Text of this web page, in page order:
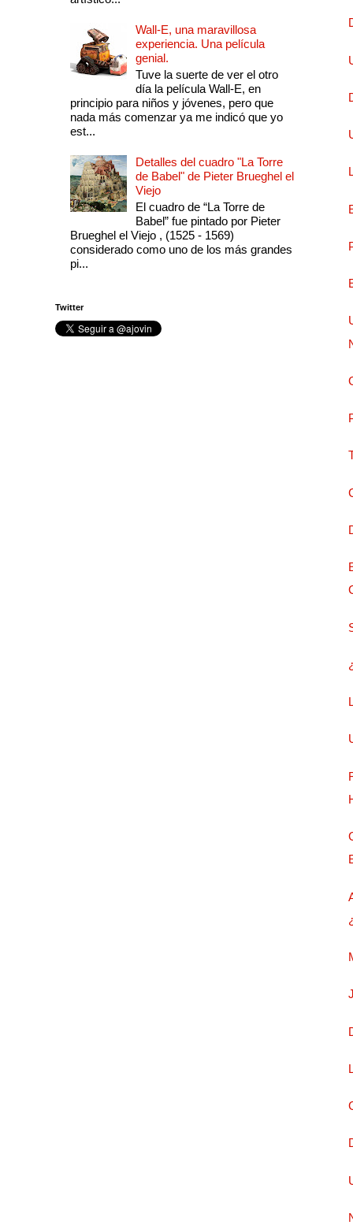
Wall-E, una maravillosa
experiencia. Una película
genial.
Tuve la suerte de ver el otro
día la película Wall-E, en
principio para niños y jóvenes, pero que
nada más comenzar ya me indicó que yo
est...
Detalles del cuadro "La Torre
de Babel" de Pieter Brueghel el
Viejo
El cuadro de “La Torre de
Babel” fue pintado por Pieter
Brueghel el Viejo , (1525 - 1569)
considerado como uno de los más grandes
pi...
Twitter